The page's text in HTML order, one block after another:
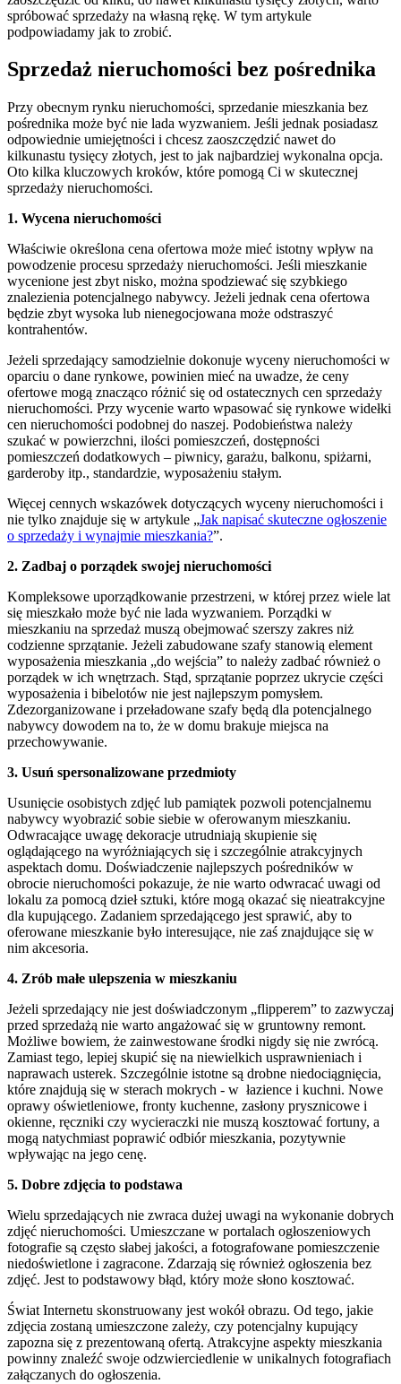
spróbować sprzedaży na własną rękę. W tym artykule
podpowiadamy jak to zrobić.
Sprzedaż nieruchomości bez pośrednika
Przy obecnym rynku nieruchomości, sprzedanie mieszkania bez
pośrednika może być nie lada wyzwaniem. Jeśli jednak posiadasz
odpowiednie umiejętności i chcesz zaoszczędzić nawet do
kilkunastu tysięcy złotych, jest to jak najbardziej wykonalna opcja.
Oto kilka kluczowych kroków, które pomogą Ci w skutecznej
sprzedaży nieruchomości.
1. Wycena nieruchomości
Właściwie określona cena ofertowa może mieć istotny wpływ na
powodzenie procesu sprzedaży nieruchomości. Jeśli mieszkanie
wycenione jest zbyt nisko, można spodziewać się szybkiego
znalezienia potencjalnego nabywcy. Jeżeli jednak cena ofertowa
będzie zbyt wysoka lub nienegocjowana może odstraszyć
kontrahentów.
Jeżeli sprzedający samodzielnie dokonuje wyceny nieruchomości w
oparciu o dane rynkowe, powinien mieć na uwadze, że ceny
ofertowe mogą znacząco różnić się od ostatecznych cen sprzedaży
nieruchomości. Przy wycenie warto wpasować się rynkowe widełki
cen nieruchomości podobnej do naszej. Podobieństwa należy
szukać w powierzchni, ilości pomieszczeń, dostępności
pomieszczeń dodatkowych – piwnicy, garażu, balkonu, spiżarni,
garderoby itp., standardzie, wyposażeniu stałym.
Więcej cennych wskazówek dotyczących wyceny nieruchomości i
nie tylko znajduje się w artykule „Jak napisać skuteczne ogłoszenie
o sprzedaży i wynajmie mieszkania?”.
2. Zadbaj o porządek swojej nieruchomości
Kompleksowe uporządkowanie przestrzeni, w której przez wiele lat
się mieszkało może być nie lada wyzwaniem. Porządki w
mieszkaniu na sprzedaż muszą obejmować szerszy zakres niż
codzienne sprzątanie. Jeżeli zabudowane szafy stanowią element
wyposażenia mieszkania „do wejścia” to należy zadbać również o
porządek w ich wnętrzach. Stąd, sprzątanie poprzez ukrycie części
wyposażenia i bibelotów nie jest najlepszym pomysłem.
Zdezorganizowane i przeładowane szafy będą dla potencjalnego
nabywcy dowodem na to, że w domu brakuje miejsca na
przechowywanie.
3. Usuń spersonalizowane przedmioty
Usunięcie osobistych zdjęć lub pamiątek pozwoli potencjalnemu
nabywcy wyobrazić sobie siebie w oferowanym mieszkaniu.
Odwracające uwagę dekoracje utrudniają skupienie się
oglądającego na wyróżniających się i szczególnie atrakcyjnych
aspektach domu. Doświadczenie najlepszych pośredników w
obrocie nieruchomości pokazuje, że nie warto odwracać uwagi od
lokalu za pomocą dzieł sztuki, które mogą okazać się nieatrakcyjne
dla kupującego. Zadaniem sprzedającego jest sprawić, aby to
oferowane mieszkanie było interesujące, nie zaś znajdujące się w
nim akcesoria.
4. Zrób małe ulepszenia w mieszkaniu
Jeżeli sprzedający nie jest doświadczonym „flipperem” to zazwyczaj
przed sprzedażą nie warto angażować się w gruntowny remont.
Możliwe bowiem, że zainwestowane środki nigdy się nie zwrócą.
Zamiast tego, lepiej skupić się na niewielkich usprawnieniach i
naprawach usterek. Szczególnie istotne są drobne niedociągnięcia,
które znajdują się w sterach mokrych - w łazience i kuchni. Nowe
oprawy oświetleniowe, fronty kuchenne, zasłony prysznicowe i
okienne, ręczniki czy wycieraczki nie muszą kosztować fortuny, a
mogą natychmiast poprawić odbiór mieszkania, pozytywnie
wpływając na jego cenę.
5. Dobre zdjęcia to podstawa
Wielu sprzedających nie zwraca dużej uwagi na wykonanie dobrych
zdjęć nieruchomości. Umieszczane w portalach ogłoszeniowych
fotografie są często słabej jakości, a fotografowane pomieszczenie
niedoświetlone i zagracone. Zdarzają się również ogłoszenia bez
zdjęć. Jest to podstawowy błąd, który może słono kosztować.
Świat Internetu skonstruowany jest wokół obrazu. Od tego, jakie
zdjęcia zostaną umieszczone zależy, czy potencjalny kupujący
zapozna się z prezentowaną ofertą. Atrakcyjne aspekty mieszkania
powinny znaleźć swoje odzwierciedlenie w unikalnych fotografiach
załączanych do ogłoszenia.